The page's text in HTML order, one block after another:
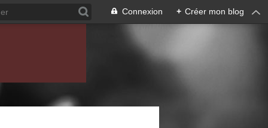
Connexion + Créer mon blog